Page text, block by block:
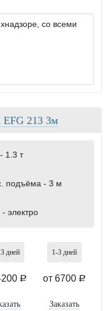
со всеми
EFG 213 3м
1.3 т
подъёма - 3 м
- электро
дней
a
1-3 дней
от 6700 a
Заказать